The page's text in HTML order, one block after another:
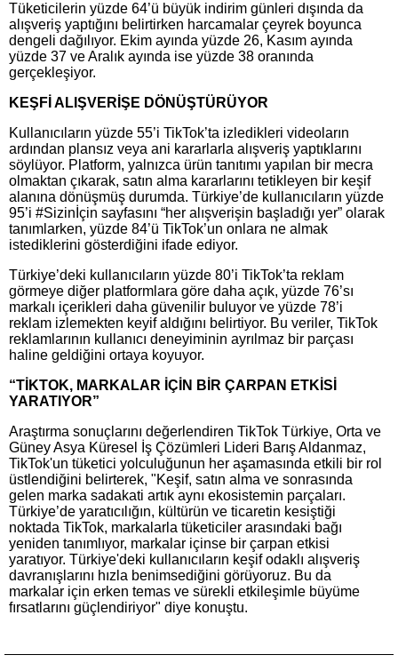
Tüketicilerin yüzde 64’ü büyük indirim günleri dışında da
alışveriş yaptığını belirtirken harcamalar çeyrek boyunca
dengeli dağılıyor. Ekim ayında yüzde 26, Kasım ayında
yüzde 37 ve Aralık ayında ise yüzde 38 oranında
gerçekleşiyor.
KEŞFİ ALIŞVERİŞE DÖNÜŞTÜRÜYOR
Kullanıcıların yüzde 55’i TikTok’ta izledikleri videoların
ardından plansız veya ani kararlarla alışveriş yaptıklarını
söylüyor. Platform, yalnızca ürün tanıtımı yapılan bir mecra
olmaktan çıkarak, satın alma kararlarını tetikleyen bir keşif
alanına dönüşmüş durumda. Türkiye’de kullanıcıların yüzde
95’i #Sizinİçin sayfasını “her alışverişin başladığı yer” olarak
tanımlarken, yüzde 84’ü TikTok’un onlara ne almak
istediklerini gösterdiğini ifade ediyor.
Türkiye’deki kullanıcıların yüzde 80’i TikTok’ta reklam
görmeye diğer platformlara göre daha açık, yüzde 76’sı
markalı içerikleri daha güvenilir buluyor ve yüzde 78’i
reklam izlemekten keyif aldığını belirtiyor. Bu veriler, TikTok
reklamlarının kullanıcı deneyiminin ayrılmaz bir parçası
haline geldiğini ortaya koyuyor.
“TİKTOK, MARKALAR İÇİN BİR ÇARPAN ETKİSİ
YARATIYOR”
Araştırma sonuçlarını değerlendiren TikTok Türkiye, Orta ve
Güney Asya Küresel İş Çözümleri Lideri Barış Aldanmaz,
TikTok'un tüketici yolculuğunun her aşamasında etkili bir rol
üstlendiğini belirterek, "Keşif, satın alma ve sonrasında
gelen marka sadakati artık aynı ekosistemin parçaları.
Türkiye’de yaratıcılığın, kültürün ve ticaretin kesiştiği
noktada TikTok, markalarla tüketiciler arasındaki bağı
yeniden tanımlıyor, markalar içinse bir çarpan etkisi
yaratıyor. Türkiye'deki kullanıcıların keşif odaklı alışveriş
davranışlarını hızla benimsediğini görüyoruz. Bu da
markalar için erken temas ve sürekli etkileşimle büyüme
fırsatlarını güçlendiriyor" diye konuştu.